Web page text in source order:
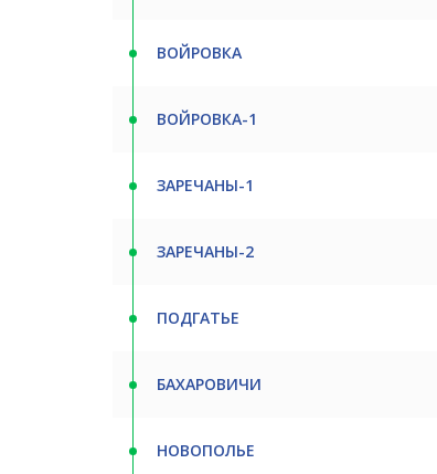
ВОЙРОВКА
ВОЙРОВКА-1
ЗАРЕЧАНЫ-1
ЗАРЕЧАНЫ-2
ПОДГАТЬЕ
БАХАРОВИЧИ
НОВОПОЛЬЕ